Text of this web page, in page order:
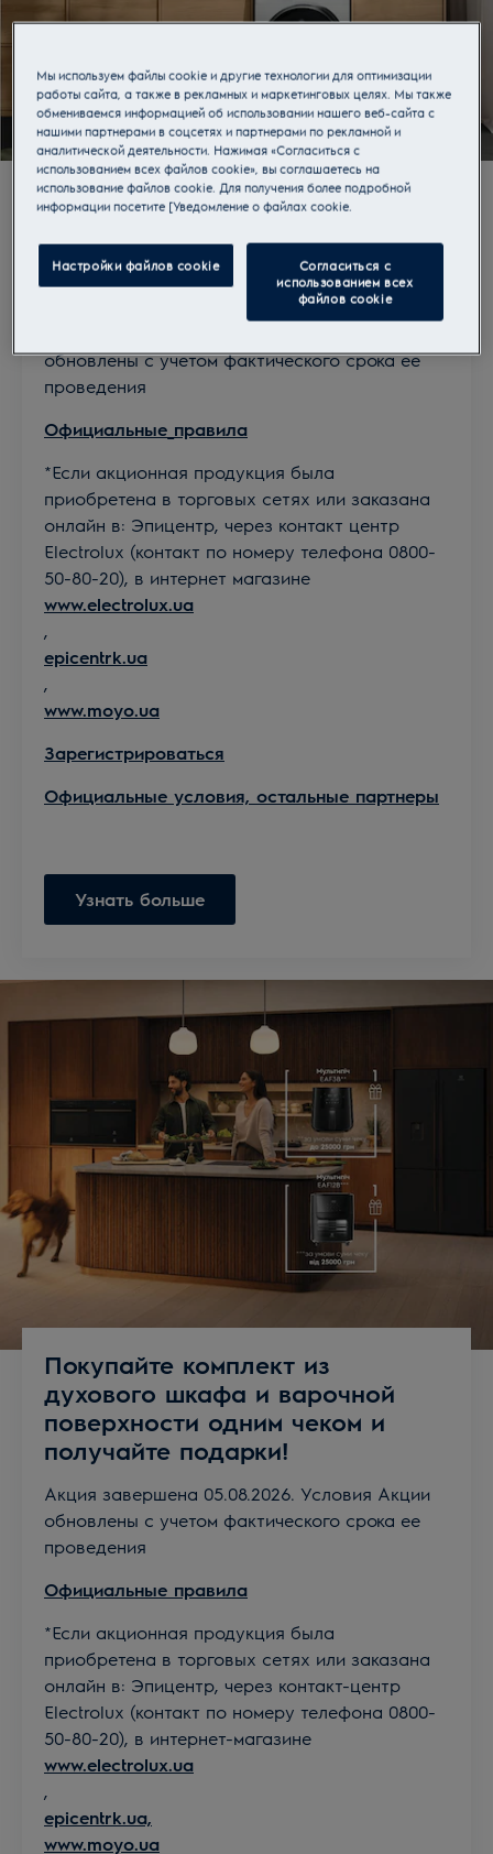
Покупайте выбранные модели
стиральных или стирально-
соответствующий отпариватель
в подарок.
обновлены с учетом фактического срока ее
проведения
Официальные_правила
*Если акционная продукция была
приобретена в торговых сетях или заказана
онлайн в: Эпицентр, через контакт центр
Electrolux (контакт по номеру телефона 0800-
50-80-20), в интернет магазине
www.electrolux.ua
,
epicentrk.ua
,
www.moyo.ua
Зарегистрироваться
Официальные условия, остальные партнеры
Узнать больше
Покупайте комплект из
духового шкафа и варочной
поверхности одним чеком и
получайте подарки!
Акция завершена 05.08.2026. Условия Акции
обновлены с учетом фактического срока ее
проведения
Официальные правила
*Если акционная продукция была
приобретена в торговых сетях или заказана
онлайн в: Эпицентр, через контакт-центр
Electrolux (контакт по номеру телефона 0800-
50-80-20), в интернет-магазине
www.electrolux.ua
,
epicentrk.ua,
www.moyo.ua
Мы используем файлы cookie и другие технологии для оптимизации
работы сайта, а также в рекламных и маркетинговых целях. Мы также
обмениваемся информацией об использовании нашего веб-сайта с
нашими партнерами в соцсетях и партнерами по рекламной и
аналитической деятельности. Нажимая «Согласиться с
использованием всех файлов cookie», вы соглашаетесь на
использование файлов cookie. Для получения более подробной
информации посетите [Уведомление о файлах cookie.
Настройки файлов cookie
Согласиться с
использованием всех
файлов cookie